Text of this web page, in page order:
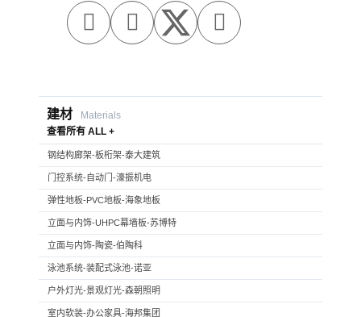
  
建材
Materials
查看所有 ALL +
钢结构廊架-板桁架-泰大建筑
门控系统-自动门-濠振机电
弹性地板-PVC地板-海象地板
立面与内饰-UHPC幕墙板-苏博特
立面与内饰-陶瓷-伯陶科
泳池系统-装配式泳池-诺亚
户外灯光-景观灯光-森朝照明
室内软装-办公家具-海邦集团